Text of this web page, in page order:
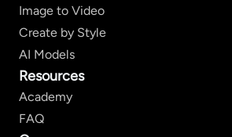
Image to Video
Create by Style
AI Models
Resources
Academy
FAQ